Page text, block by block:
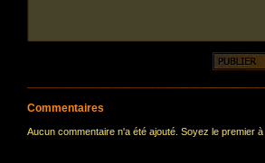
Commentaires
Aucun commentaire n'a été ajouté. Soyez le premier à